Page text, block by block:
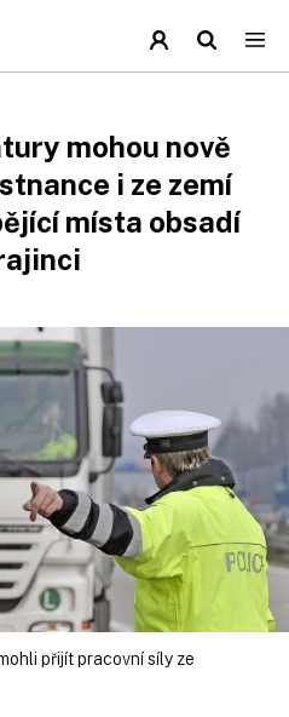
mohou nově
i ze zemí
místa obsadí
přijít pracovní síly ze